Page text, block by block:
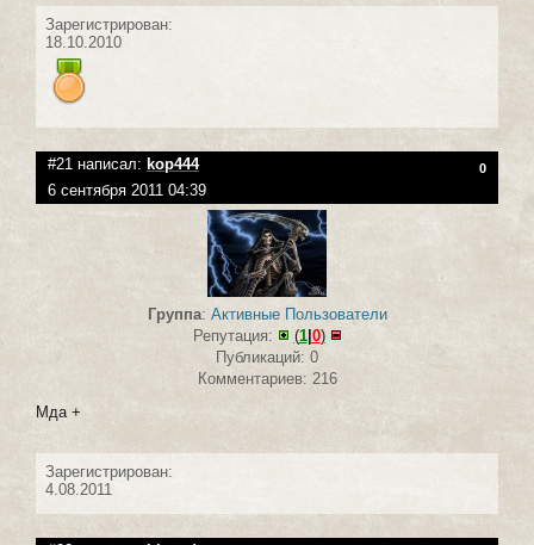
Зарегистрирован:
18.10.2010
#21 написал: kop444 0
6 сентября 2011 04:39
Группа: Активные Пользователи
Репутация:
(1| 0)
Публикаций: 0
Комментариев: 216
Мда +
Зарегистрирован:
4.08.2011